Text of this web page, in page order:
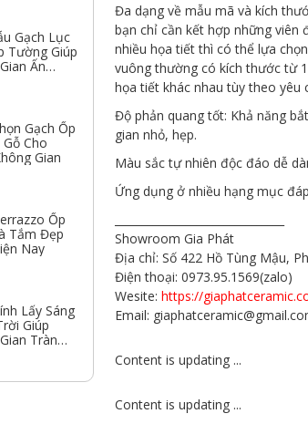
Đa dạng về mẫu mã và kích
bạn chỉ cần kết hợp những viên
nhiều họa tiết thì có thể lựa
vuông thường có kích thước từ
họa tiết khác nhau tùy theo yêu
Độ phản quang tốt: Khả năng
gian nhỏ, hẹp.
Màu sắc tự nhiên độc đáo dễ
Ứng dụng ở nhiều hạng mục
Showroom Gia Phát
Địa chỉ: Số 422 Hồ Tùng Mậu,
Điện thoại: 0973.95.1569(zalo)
Wesite:https://
Email:
Content is updating ...
Content is updating ...
Gạch Lục
Tường Giúp
Ấn
Gạch Ốp
Cho
Gian
Ốp
Tắm Đẹp
Nay
Lấy Sáng
Giúp
Tràn